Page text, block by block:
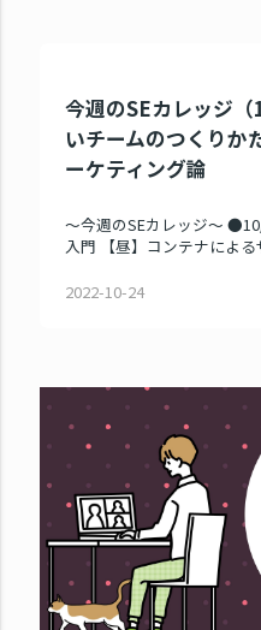
今週のSEカレッジ
いチームのつくりか
ーケティング論
～今週のSEカレッジ～
入門 【昼】コンテナによる
2022-10-24